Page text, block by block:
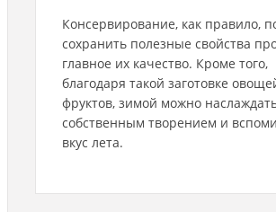
Консервирование, как правило,
сохранить полезные свойства
главное их качество. Кроме того,
благодаря такой заготовке
фруктов, зимой можно
собственным творением и
вкус лета.